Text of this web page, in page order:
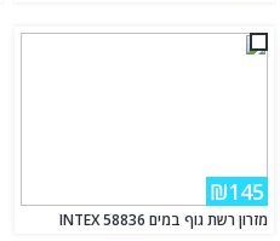
₪145
מזרון רשת גוף במים INTEX 58836